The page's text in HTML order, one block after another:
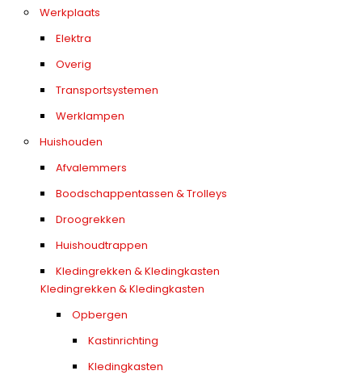
Werkplaats
Elektra
Overig
Transportsystemen
Werklampen
Huishouden
Afvalemmers
Boodschappentassen & Trolleys
Droogrekken
Huishoudtrappen
Kledingrekken & Kledingkasten
Kledingrekken & Kledingkasten
Opbergen
Kastinrichting
Kledingkasten